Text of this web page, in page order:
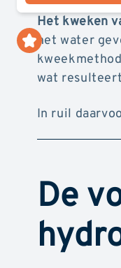
Het kweken
het water
wat
In ruil
De